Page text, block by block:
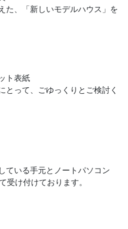
た、「新しいモデルハウス」を
とって、ごゆっくりとご検討く
受け付けております。